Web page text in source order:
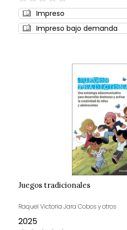
0%
Impreso
Impreso bajo demanda
Juegos tradicionales
Raquel Victoria Jara Cobos y otros
2025